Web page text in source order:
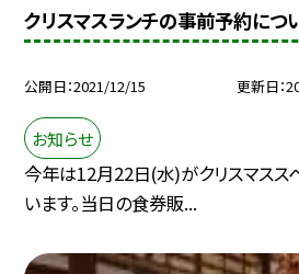
クリスマスランチの事前予約につ
公開日 2021/12/15 更新日
お知らせ
今年は12月22日(水)がクリスマスス
います。当日の食券販...